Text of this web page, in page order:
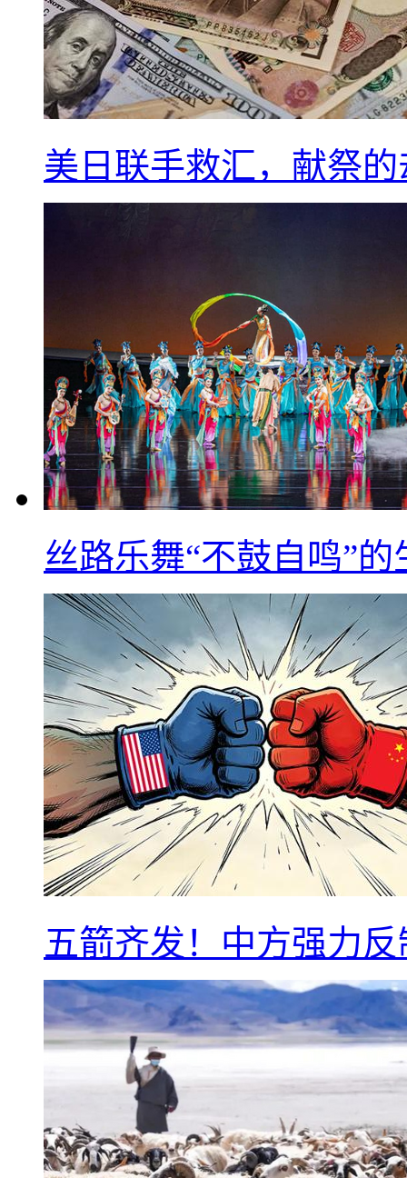
美日联手救汇，献祭
丝路乐舞“不鼓自鸣”
五箭齐发！中方强力